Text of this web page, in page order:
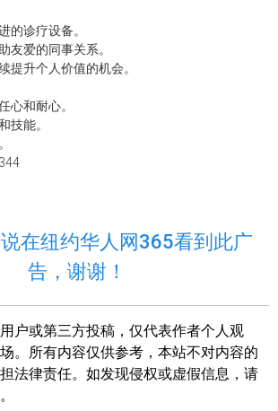
的诊疗设备。
友爱的同事关系。
提升个人价值的机会。
心和耐心。
技能。
在纽约华人网365看到此广
告，谢谢！
户或第三方投稿，仅代表作者个人观
。所有内容仅供参考，本站不对内容的
法律责任。如发现侵权或虚假信息，请